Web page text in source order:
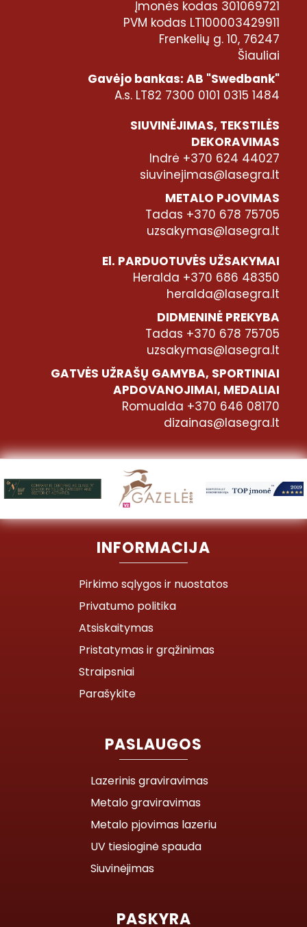
Įmonės kodas 301069721
PVM kodas LT100003429911
Frenkelių g. 10, 76247
Šiauliai
Gavėjo bankas: AB "Swedbank"
A.s. LT82 7300 0101 0315 1484
SIUVINĖJIMAS, TEKSTILĖS
DEKORAVIMAS
Indrė +370 624 44027
siuvinejimas@lasegra.lt
METALO PJOVIMAS
Tadas +370 678 75705
uzsakymas@lasegra.lt
El. PARDUOTUVĖS UŽSAKYMAI
Heralda +370 686 48350
heralda@lasegra.lt
DIDMENINĖ PREKYBA
Tadas +370 678 75705
uzsakymas@lasegra.lt
GATVĖS UŽRAŠŲ GAMYBA, SPORTINIAI
APDOVANOJIMAI, MEDALIAI
Romualda +370 646 08170
dizainas@lasegra.lt
INFORMACIJA
Pirkimo sąlygos ir nuostatos
Privatumo politika
Atsiskaitymas
Pristatymas ir grąžinimas
Straipsniai
Parašykite
PASLAUGOS
Lazerinis graviravimas
Metalo graviravimas
Metalo pjovimas lazeriu
UV tiesioginė spauda
Siuvinėjimas
PASKYRA